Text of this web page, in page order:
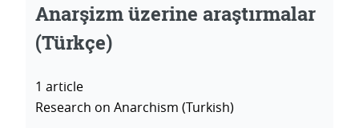
Anarşizm üzerine araştırmalar
(Türkçe)
1 article
Research on Anarchism (Turkish)